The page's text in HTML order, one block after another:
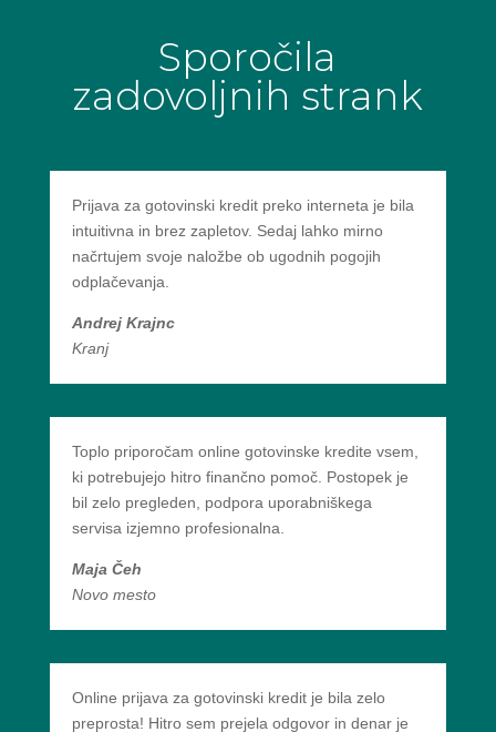
Sporočila
zadovoljnih strank
Prijava za gotovinski kredit preko interneta je bila
intuitivna in brez zapletov. Sedaj lahko mirno
načrtujem svoje naložbe ob ugodnih pogojih
odplačevanja.
Andrej Krajnc
Kranj
Toplo priporočam online gotovinske kredite vsem,
ki potrebujejo hitro finančno pomoč. Postopek je
bil zelo pregleden, podpora uporabniškega
servisa izjemno profesionalna.
Maja Čeh
Novo mesto
Online prijava za gotovinski kredit je bila zelo
preprosta! Hitro sem prejela odgovor in denar je